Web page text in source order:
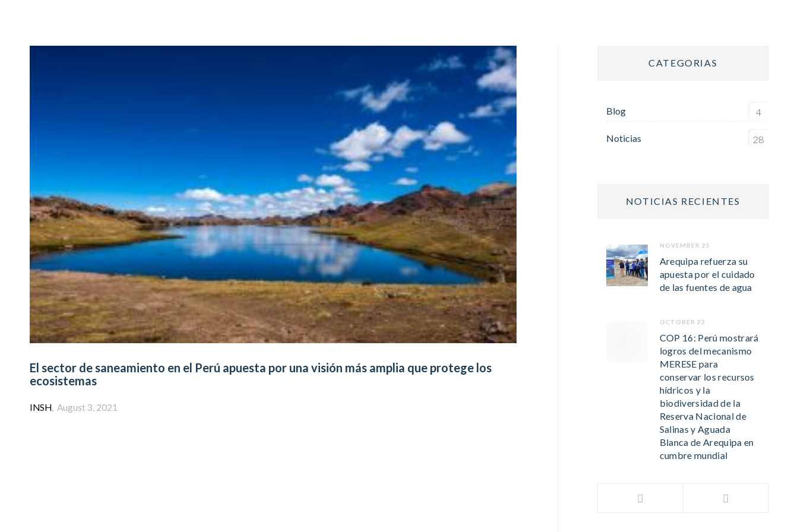
El sector de saneamiento en el Perú apuesta por una visión más amplia que protege los
ecosistemas
Author
INSH August 3, 2021
CATEGORIAS
Blog 4
Noticias 28
NOTICIAS RECIENTES
NOVEMBER 25
Arequipa refuerza su
apuesta por el cuidado
de las fuentes de agua
OCTOBER 23
COP 16: Perú mostrará
logros del mecanismo
MERESE para
conservar los recursos
hídricos y la
biodiversidad de la
Reserva Nacional de
Salinas y Aguada
Blanca de Arequipa en
cumbre mundial